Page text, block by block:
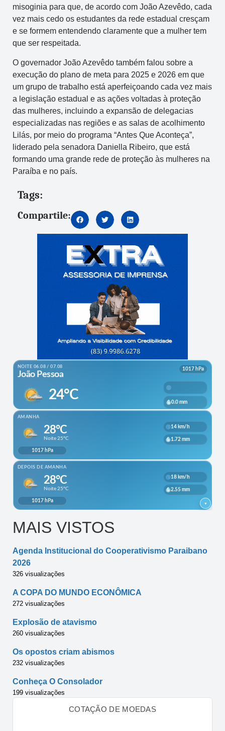
misoginia para que, de acordo com João Azevêdo, cada
vez mais cedo os estudantes da rede estadual cresçam
e se formem entendendo claramente que a mulher tem
que ser respeitada.
O governador João Azevêdo também falou sobre a
execução do plano de meta para 2025 e 2026 em que
um grupo de trabalho está aperfeiçoando cada vez mais
a legislação estadual e as ações voltadas à proteção
das mulheres, incluindo a expansão de delegacias
especializadas nas regiões e as salas de acolhimento
Lilás, por meio do programa “Antes Que Aconteça”,
liderado pela senadora Daniella Ribeiro, que está
formando uma grande rede de proteção às mulheres na
Paraíba e no país.
Tags:
Compartile:
MAIS VISTOS
Agenda Institucional do Cooperativismo Paraibano
2026
326 visualizações
A COPA DO MUNDO ECONÔMICA
272 visualizações
Explosão de atavismo
260 visualizações
Os opostos criam abismos
232 visualizações
Conheça O Consolador
199 visualizações
COTAÇÃO DE MOEDAS